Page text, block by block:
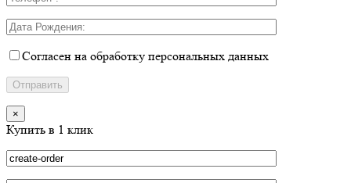
Согласен на обработку персональных данных
×
Купить в 1 клик